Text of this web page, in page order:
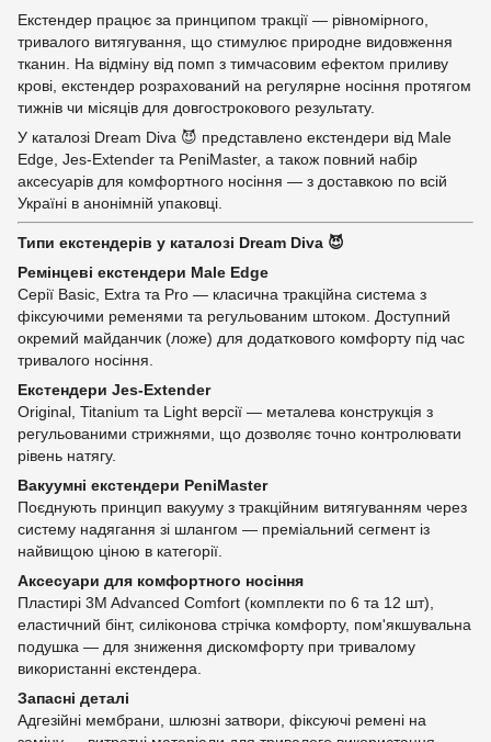
Екстендер працює за принципом тракції — рівномірного,
тривалого витягування, що стимулює природне видовження
тканин. На відміну від помп з тимчасовим ефектом приливу
крові, екстендер розрахований на регулярне носіння протягом
тижнів чи місяців для довгострокового результату.
У каталозі Dream Diva 😈 представлено екстендери від Male
Edge, Jes-Extender та PeniMaster, а також повний набір
аксесуарів для комфортного носіння — з доставкою по всій
Україні в анонімній упаковці.
Типи екстендерів у каталозі Dream Diva 😈
Ремінцеві екстендери Male Edge
Серії Basic, Extra та Pro — класична тракційна система з
фіксуючими ременями та регульованим штоком. Доступний
окремий майданчик (ложе) для додаткового комфорту під час
тривалого носіння.
Екстендери Jes-Extender
Original, Titanium та Light версії — металева конструкція з
регульованими стрижнями, що дозволяє точно контролювати
рівень натягу.
Вакуумні екстендери PeniMaster
Поєднують принцип вакууму з тракційним витягуванням через
систему надягання зі шлангом — преміальний сегмент із
найвищою ціною в категорії.
Аксесуари для комфортного носіння
Пластирі 3M Advanced Comfort (комплекти по 6 та 12 шт),
еластичний бінт, силіконова стрічка комфорту, пом'якшувальна
подушка — для зниження дискомфорту при тривалому
використанні екстендера.
Запасні деталі
Адгезійні мембрани, шлюзні затвори, фіксуючі ремені на